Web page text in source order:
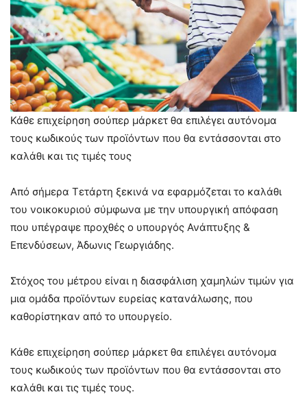
Κάθε επιχείρηση σούπερ μάρκετ θα επιλέγει αυτόνομα
τους κωδικούς των προϊόντων που θα εντάσσονται στο
καλάθι και τις τιμές τους
Από σήμερα Τετάρτη ξεκινά να εφαρμόζεται το καλάθι
του νοικοκυριού σύμφωνα με την υπουργική απόφαση
που υπέγραψε προχθές ο υπουργός Ανάπτυξης &
Επενδύσεων, Άδωνις Γεωργιάδης.
Στόχος του μέτρου είναι η διασφάλιση χαμηλών τιμών για
μια ομάδα προϊόντων ευρείας κατανάλωσης, που
καθορίστηκαν από το υπουργείο.
Κάθε επιχείρηση σούπερ μάρκετ θα επιλέγει αυτόνομα
τους κωδικούς των προϊόντων που θα εντάσσονται στο
καλάθι και τις τιμές τους.